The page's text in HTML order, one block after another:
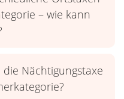
– wie kann
Nächtigungstaxe